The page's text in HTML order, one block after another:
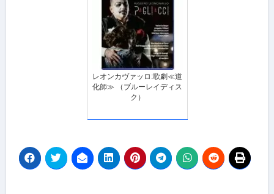
レオンカヴァッロ:歌劇≪道
化師≫ （ブルーレイディス
ク）